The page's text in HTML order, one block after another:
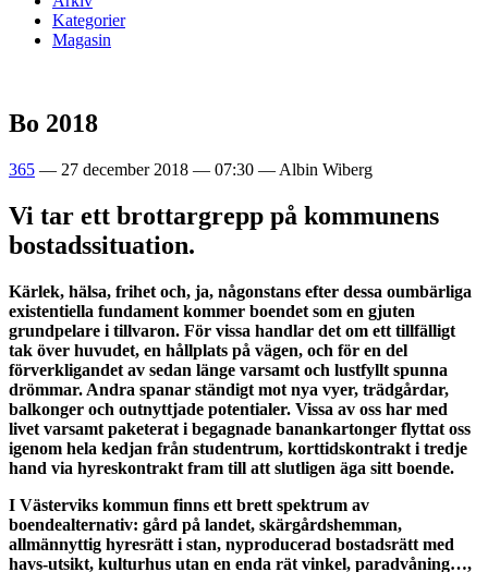
Kategorier
Magasin
Bo 2018
365 — 27 december 2018 — 07:30 — Albin Wiberg
Vi tar ett brottargrepp på kommunens
bostadssituation.
Kärlek, hälsa, frihet och, ja, någonstans efter dessa oumbärliga
existentiella fundament kommer boendet som en gjuten
grundpelare i tillvaron. För vissa handlar det om ett tillfälligt
tak över huvudet, en hållplats på vägen, och för en del
förverkligandet av sedan länge varsamt och lustfyllt spunna
drömmar. Andra spanar ständigt mot nya vyer, trädgårdar,
balkonger och outnyttjade potentialer. Vissa av oss har med
livet varsamt paketerat i begagnade banankartonger flyttat oss
igenom hela kedjan från studentrum, korttidskontrakt i tredje
hand via hyreskontrakt fram till att slutligen äga sitt boende.
I Västerviks kommun finns ett brett spektrum av
boendealternativ: gård på landet, skärgårdshemman,
allmännyttig hyresrätt i stan, nyproducerad bostadsrätt med
havs-utsikt, kulturhus utan en enda rät vinkel, paradvåning…,